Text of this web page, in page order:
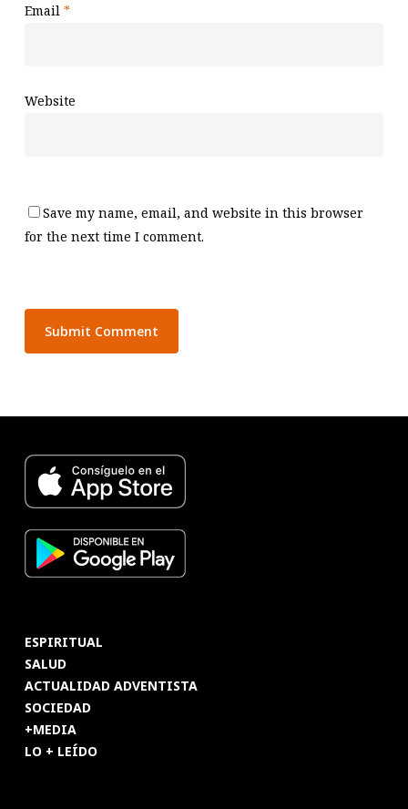
Email *
Website
Save my name, email, and website in this browser
for the next time I comment.
ESPIRITUAL
SALUD
ACTUALIDAD ADVENTISTA
SOCIEDAD
+MEDIA
LO + LEÍDO